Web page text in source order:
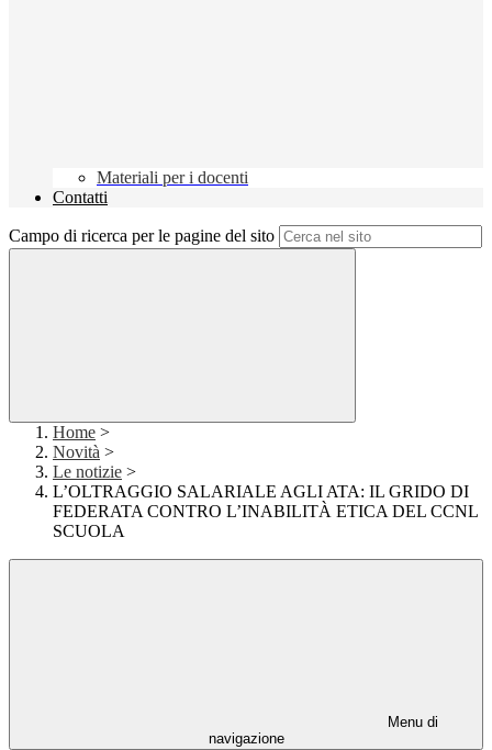
Materiali per i docenti
Contatti
Campo di ricerca per le pagine del sito
Home >
Novità >
Le notizie >
L’OLTRAGGIO SALARIALE AGLI ATA: IL GRIDO DI
FEDERATA CONTRO L’INABILITÀ ETICA DEL CCNL
SCUOLA
Menu di
navigazione